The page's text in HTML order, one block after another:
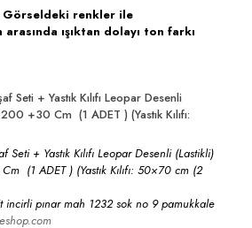
Görseldeki renkler ile
ışıktan dolayı ton farkı
Seti + Yastık Kılıfı Leopar Desenli
+30 Cm (1 ADET ) (Yastık Kılıfı:
Seti + Yastık Kılıfı Leopar Desenli (Lastikli)
(1 ADET ) (Yastık Kılıfı: 50×70 cm (2
incirli pınar mah 1232 sok no 9 pamukkale